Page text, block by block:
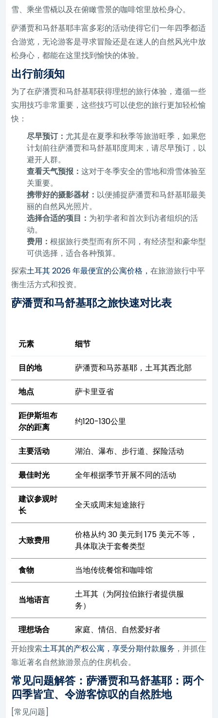
雪、乘坐雪橇以及在俯瞰雪景的咖啡馆里放松身心。
萨潘贾和马舒基耶丰富多彩的活动使得它们一年四季都适
合游览，无论游客是寻求冒险还是在迷人的自然风光中放
松身心，都能在这里找到愉快的体验。
出行前须知
为了在萨潘贾和马舒基耶获得理想的旅行体验，遵循一些
实用技巧非常重要，这些技巧可以使您的旅行更加轻松愉
快：
尽早预订： 尤其是在夏季和秋季等旅游旺季，如果您
计划前往萨潘贾和马舒基耶度周末，请尽早预订，以
避开人群。
查看天气预报：这对于冬季安全的雪地和滑雪体验至
关重要。
携带好的摄影器材： 以便捕捉萨潘贾和马舒基耶最美
丽的自然风光照片。
选择合适的项目： 为初学者和首次到访者组织的活
动。
费用：根据旅行类型而有所不同，有经济型和豪华型
可供选择，适合各种预算。
探索土耳其 2026 年最便宜的公寓价格，在旅游旅行中平
衡生活方式和投资。
萨潘贾和马舒基耶之旅快速对比表
元素 细节
目的地 萨潘贾和马苏基耶，土耳其西北部
地点 萨卡里亚省
距伊斯坦布
尔的距离
约120-130公里
主要活动 湖泊、瀑布、步行道、探险活动
最佳时光 全年根据季节开展不同的活动
建议参观时
长
全天或周末短途旅行
大致费用
价格从约 30 美元到 175 美元不等，
具体取决于套餐类型
食物 当地传统餐馆和咖啡馆
当地语言
土耳其（为阿拉伯旅行者提供服
务）
理想场合
家庭、情侣、自然爱好者
开始搜索土耳其的产权公寓，享受分期付款服务 ，并抓住
靠近著名自然旅游景点的住房机会。
常见问题解答：萨潘贾和马舒基耶：两个
四季皆宜、令游客惊叹的自然胜地
[常见问题]